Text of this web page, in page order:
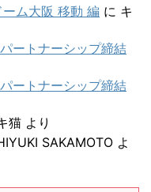
ム大阪 移動 編 に キ
ートナーシップ締結
ートナーシップ締結
猫 より
SAKAMOTO よ